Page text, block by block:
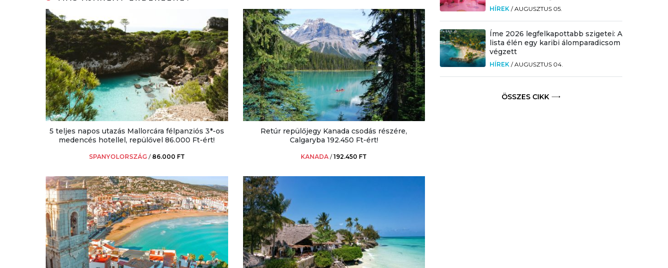
5 teljes napos utazás Mallorcára félpanziós 3*-os
medencés hotellel, repülővel 86.000 Ft-ért!
SPANYOLORSZÁG / 86.000 FT
Retúr repülőjegy Kanada csodás részére,
Calgaryba 192.450 Ft-ért!
KANADA /192.450 FT
HÍREK /AUGUSZTUS 05.
Íme 2026 legfelkapottabb szigetei: A
lista élén egy karibi álomparadicsom
végzett
HÍREK /AUGUSZTUS 04.
ÖSSZES CIKK